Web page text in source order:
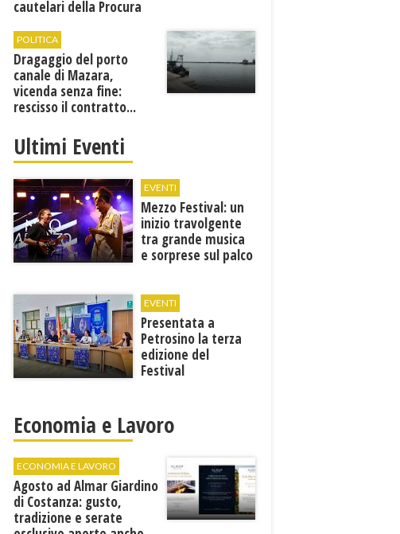
cautelari della Procura
POLITICA
Dragaggio del porto
canale di Mazara,
vicenda senza fine:
rescisso il contratto...
Ultimi Eventi
EVENTI
Mezzo Festival: un
inizio travolgente
tra grande musica
e sorprese sul palco
EVENTI
Presentata a
Petrosino la terza
edizione del
Festival
"Voci dal
Mediterraneo"
Economia e Lavoro
ECONOMIA E LAVORO
Agosto ad Almar Giardino
di Costanza: gusto,
tradizione e serate